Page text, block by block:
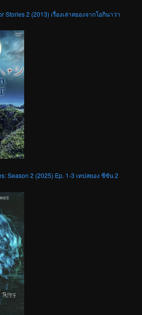
Stories 2 (2013) เรื่องเล่าสยองจากโอกินาว่า
Season 2 (2025) Ep. 1-3 เทปสยอง ซีซัน 2